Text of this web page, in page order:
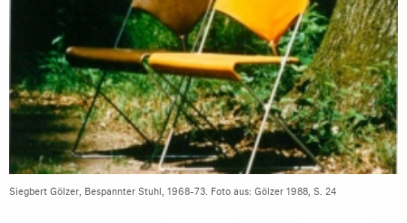
Siegbert Gölzer, Bespannter Stuhl, 1968-73. Foto aus: Gölzer 1988, S. 24